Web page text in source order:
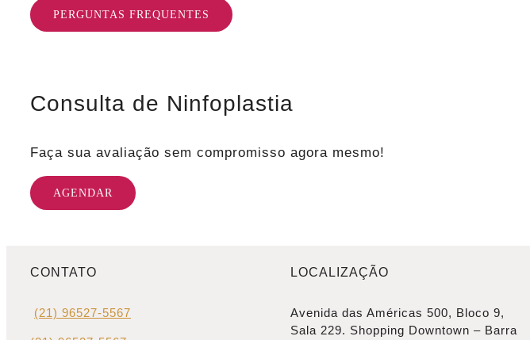
PERGUNTAS FREQUENTES
Consulta de Ninfoplastia
Faça sua avaliação sem compromisso agora mesmo!
AGENDAR
CONTATO
(21) 96527-5567
LOCALIZAÇÃO
Avenida das Américas 500, Bloco 9,
Sala 229. Shopping Downtown – Barra